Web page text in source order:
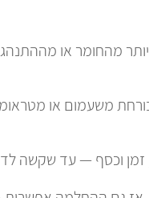
מהחומר או
משעמום או
וכסף — עד שקשה